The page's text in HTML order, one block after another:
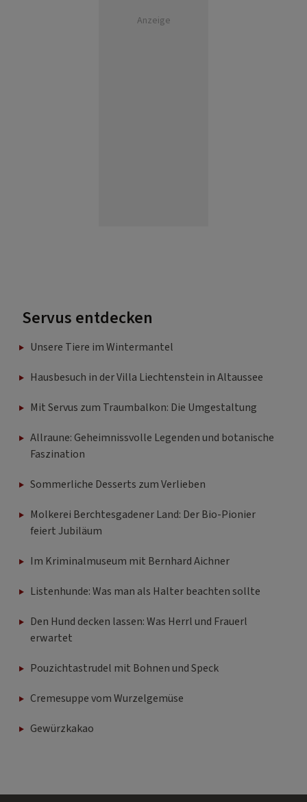
Anzeige
Servus entdecken
Unsere Tiere im Wintermantel
Hausbesuch in der Villa Liechtenstein in Altaussee
Mit Servus zum Traumbalkon: Die Umgestaltung
Allraune: Geheimnissvolle Legenden und botanische
Faszination
Sommerliche Desserts zum Verlieben
Molkerei Berchtesgadener Land: Der Bio-Pionier
feiert Jubiläum
Im Kriminalmuseum mit Bernhard Aichner
Listenhunde: Was man als Halter beachten sollte
Den Hund decken lassen: Was Herrl und Frauerl
erwartet
Pouzichtastrudel mit Bohnen und Speck
Cremesuppe vom Wurzelgemüse
Gewürzkakao